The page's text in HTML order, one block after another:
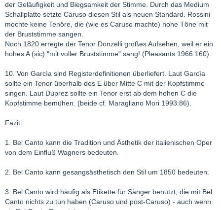
der Geläufigkeit und Biegsamkeit der Stimme. Durch das Medium
Schallplatte setzte Caruso diesen Stil als neuen Standard. Rossini
mochte keine Tenöre, die (wie es Caruso machte) hohe Töne mit
der Bruststimme sangen.
Noch 1820 erregte der Tenor Donzelli großes Aufsehen, weil er ein
hohes A (sic) "mit voller Bruststimme" sang! (Pleasants 1966:160).
10. Von Garcìa sind Registerdefinitionen überliefert. Laut Garcìa
sollte ein Tenor überhalb des E über Mitte C mit der Kopfstimme
singen. Laut Duprez sollte ein Tenor erst ab dem hohen C die
Kopfstimme bemühen. (beide cf. Maragliano Mori 1993:86).
Fazit:
1. Bel Canto kann die Tradition und Ästhetik der italienischen Oper
von dem Einfluß Wagners bedeuten.
2. Bel Canto kann gesangsästhetisch den Stil um 1850 bedeuten.
3. Bel Canto wird häufig als Etikette für Sänger benutzt, die mit Bel
Canto nichts zu tun haben (Caruso und post-Caruso) - auch wenn